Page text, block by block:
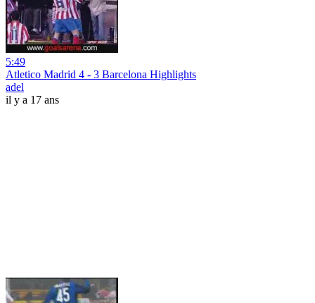
5:49
Atletico Madrid 4 - 3 Barcelona Highlights
adel
il y a 17 ans